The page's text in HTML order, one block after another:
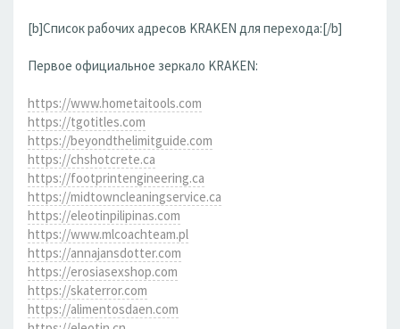
[b]Список рабочих адресов KRAKEN для перехода:[/b]
Первое официальное зеркало KRAKEN:
https://www.hometaitools.com
https://tgotitles.com
https://beyondthelimitguide.com
https://chshotcrete.ca
https://footprintengineering.ca
https://midtowncleaningservice.ca
https://eleotinpilipinas.com
https://www.mlcoachteam.pl
https://annajansdotter.com
https://erosiasexshop.com
https://skaterror.com
https://alimentosdaen.com